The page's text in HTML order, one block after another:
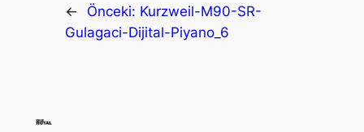
← Önceki: Kurzweil-M90-SR-
Gulagaci-Dijital-Piyano_6